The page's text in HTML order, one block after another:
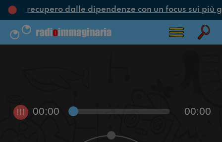
e recupero dalle dipendenze con un focus sui più
!!! 00:00 00:00